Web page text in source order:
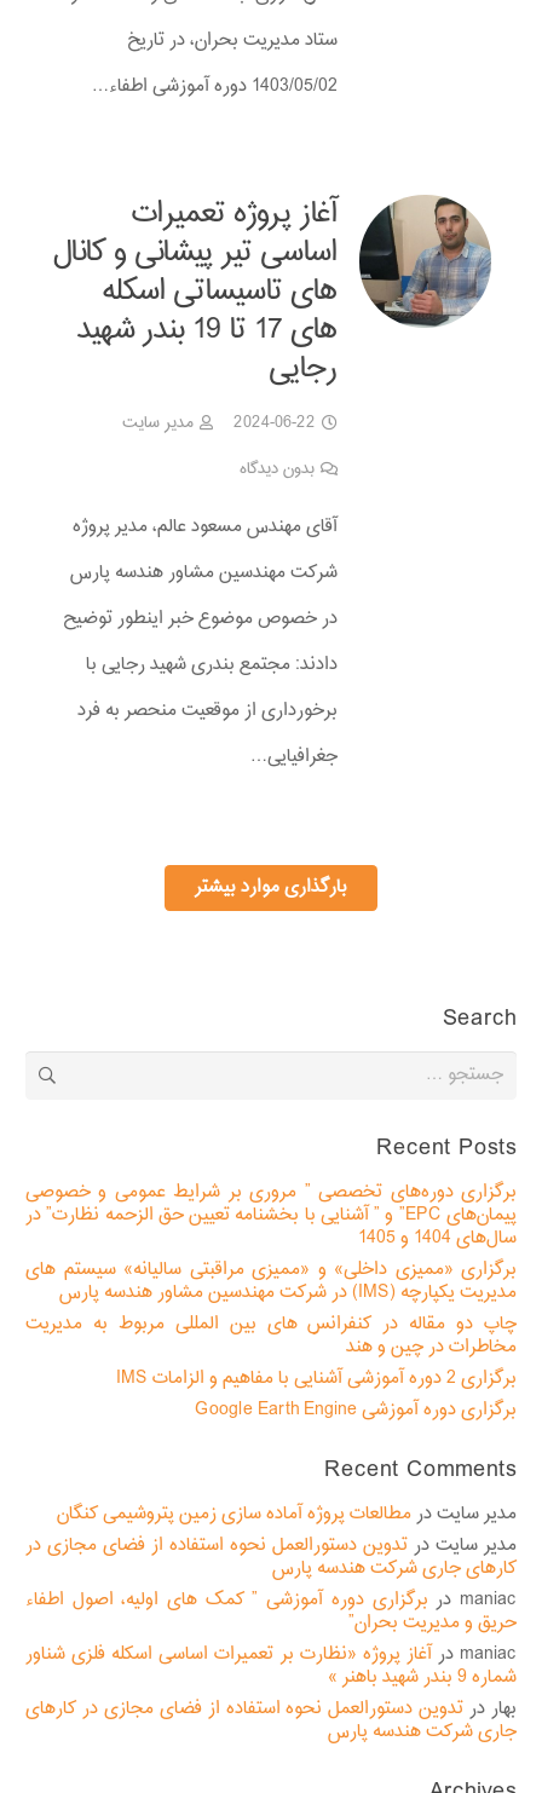
ستاد مدیریت بحران، در تاریخ
1403/05/02 دوره آموزشی اطفاء…
آغاز پروژه تعمیرات
اساسی تیر پیشانی و کانال
های تاسیساتی اسکله
های 17 تا 19 بندر شهید
رجایی
2024-06-22
مدیر سایت
بدون دیدگاه
آقای مهندس مسعود عالم، مدیر پروژه
شرکت مهندسین مشاور هندسه پارس
در خصوص موضوع خبر اینطور توضیح
دادند: مجتمع بندری شهید رجایی با
برخورداری از موقعیت منحصر به فرد
جغرافیایی…
بارگذاری موارد بیشتر
Search
جستجو
Recent Posts
برگزاری دوره‌های تخصصی ” مروری بر شرایط عمومی و خصوصی
پیمان‌های EPC” و ” آشنایی با بخشنامه تعیین حق الزحمه نظارت” در
سال‌های 1404 و 1405
برگزاری «ممیزی داخلی» و «ممیزی مراقبتی سالیانه» سیستم های
مدیریت یکپارچه (IMS) در شرکت مهندسین مشاور هندسه پارس
چاپ دو مقاله در کنفرانس های بین المللی مربوط به مدیریت
مخاطرات در چین و هند
برگزاری 2 دوره آموزشی آشنایی با مفاهیم و الزامات IMS
برگزاری دوره آموزشی Google Earth Engine
Recent Comments
مدیر سایتدر مطالعات پروژه آماده سازی زمین پتروشیمی کنگان
مدیر سایت در تدوین دستورالعمل نحوه استفاده از فضای مجازی در
کارهای جاری شرکت هندسه پارس
maniac در برگزاری دوره آموزشی ” کمک های اولیه، اصول اطفاء
حریق و مدیریت بحران”
maniac درآغاز پروژه «نظارت بر تعمیرات اساسی اسکله فلزی شناور
شماره 9 بندر شهید باهنر »
بهار در تدوین دستورالعمل نحوه استفاده از فضای مجازی در کارهای
جاری شرکت هندسه پارس